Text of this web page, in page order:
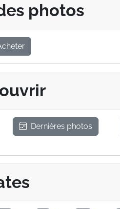
photos
Dernières photos